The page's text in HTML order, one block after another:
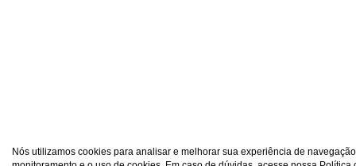
Nós utilizamos cookies para analisar e melhorar sua experiência de